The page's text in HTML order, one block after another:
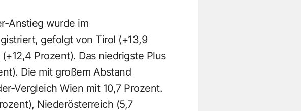
Anstieg wurde im
gefolgt von Tirol (+13,9
Prozent). Das niedrigste Plus
Die mit großem Abstand
Vergleich Wien mit 10,7 Prozent.
Niederösterreich (5,7